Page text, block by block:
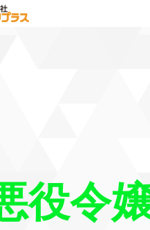
役令